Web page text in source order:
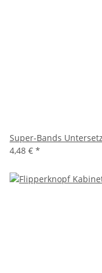
Super-Bands
4,48 € *